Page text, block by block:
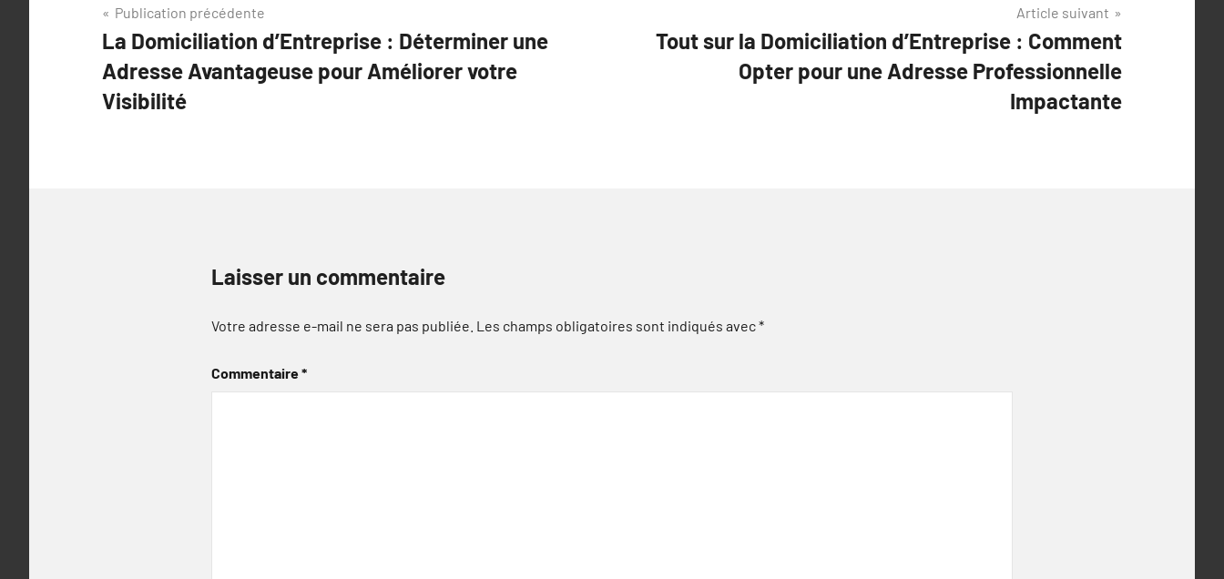
Navigation
de
l’article
Publication précédente
La Domiciliation d’Entreprise : Déterminer une
Adresse Avantageuse pour Améliorer votre
Visibilité
Article suivant
Tout sur la Domiciliation d’Entreprise : Comment
Opter pour une Adresse Professionnelle
Impactante
Laisser un commentaire
Votre adresse e-mail ne sera pas publiée. Les champs obligatoires sont indiqués avec*
Commentaire*